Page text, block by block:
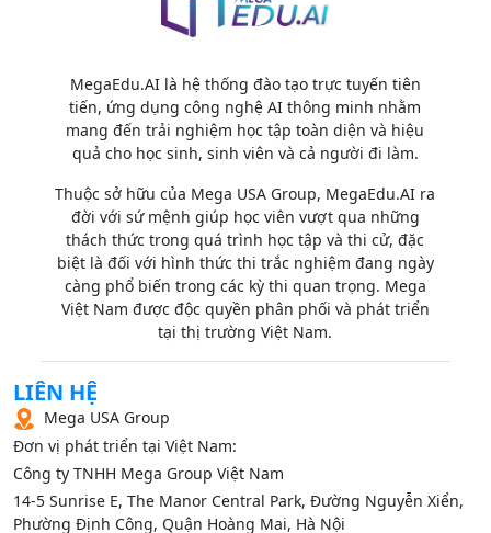
MegaEdu.AI là hệ thống đào tạo trực tuyến tiên
tiến, ứng dụng công nghệ AI thông minh nhằm
mang đến trải nghiệm học tập toàn diện và hiệu
quả cho học sinh, sinh viên và cả người đi làm.
Thuộc sở hữu của Mega USA Group, MegaEdu.AI ra
đời với sứ mệnh giúp học viên vượt qua những
thách thức trong quá trình học tập và thi cử, đặc
biệt là đối với hình thức thi trắc nghiệm đang ngày
càng phổ biến trong các kỳ thi quan trọng. Mega
Việt Nam được độc quyền phân phối và phát triển
tại thị trường Việt Nam.
LIÊN HỆ
Mega USA Group
Đơn vị phát triển tại Việt Nam:
Công ty TNHH Mega Group Việt Nam
14‑5 Sunrise E, The Manor Central Park, Đường Nguyễn Xiển,
Phường Định Công, Quận Hoàng Mai, Hà Nội